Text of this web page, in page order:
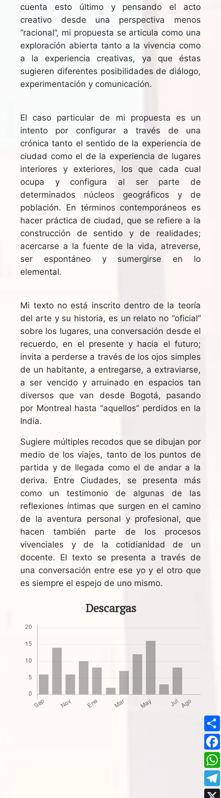
cuenta esto último y pensando el acto
creativo desde una perspectiva menos
“racional”, mi propuesta se articula como una
exploración abierta tanto a la vivencia como
a la experiencia creativas, ya que éstas
sugieren diferentes posibilidades de diálogo,
experimentación y comunicación.
El caso particular de mi propuesta es un
intento por configurar a través de una
crónica tanto el sentido de la experiencia de
ciudad como el de la experiencia de lugares
interiores y exteriores, los que cada cual
ocupa y configura al ser parte de
determinados núcleos geográficos y de
población. En términos contemporáneos es
hacer práctica de ciudad, que se refiere a la
construcción de sentido y de realidades;
acercarse a la fuente de la vida, atreverse,
ser espontáneo y sumergirse en lo
elemental.
Mi texto no está inscrito dentro de la teoría
del arte y su historia, es un relato no “oficial”
sobre los lugares, una conversación desde el
recuerdo, en el presente y hacia el futuro;
invita a perderse a través de los ojos simples
de un habitante, a entregarse, a extraviarse,
a ser vencido y arruinado en espacios tan
diversos que van desde Bogotá, pasando
por Montreal hasta “aquellos” perdidos en la
India.
Sugiere múltiples recodos que se dibujan por
medio de los viajes, tanto de los puntos de
partida y de llegada como el de andar a la
deriva. Entre Ciudades, se presenta más
como un testimonio de algunas de las
reflexiones íntimas que surgen en el camino
de la aventura personal y profesional, que
hacen también parte de los procesos
vivenciales y de la cotidianidad de un
docente. El texto se presenta a través de
una conversación entre ese yo y el otro que
es siempre el espejo de uno mismo.
Descargas